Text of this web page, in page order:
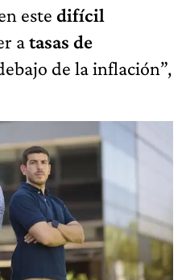
este difícil
atasas de
de la inflación”,